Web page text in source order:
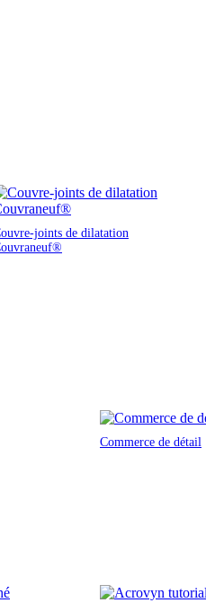
joints de dilatation
Commerce de détail